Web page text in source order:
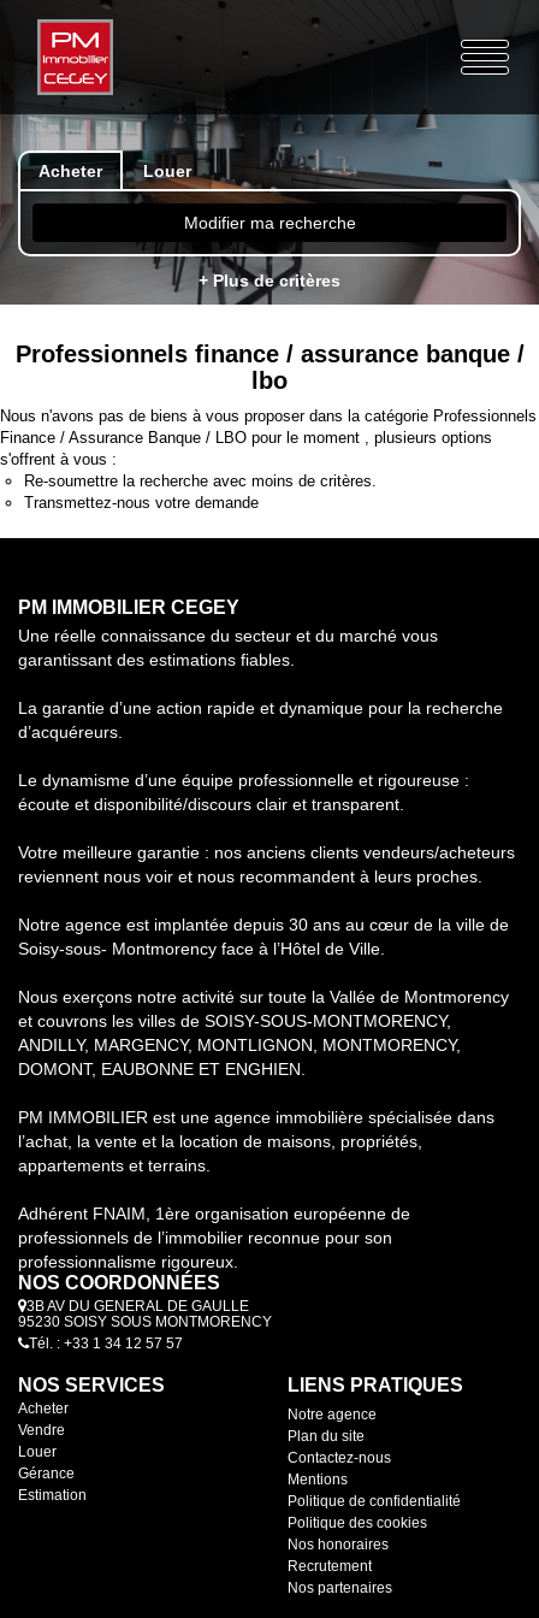
Acheter Louer
Modifier ma recherche
+ Plus de critères
Professionnels finance / assurance banque /
lbo
Nous n'avons pas de biens à vous proposer dans la catégorie Professionnels
Finance / Assurance Banque / LBO pour le moment , plusieurs options
s'offrent à vous :
Re-soumettre la recherche avec moins de critères.
Transmettez-nous votre demande
PM IMMOBILIER CEGEY
Une réelle connaissance du secteur et du marché vous
garantissant des estimations fiables.
La garantie d’une action rapide et dynamique pour la recherche
d’acquéreurs.
Le dynamisme d’une équipe professionnelle et rigoureuse :
écoute et disponibilité/discours clair et transparent.
Votre meilleure garantie : nos anciens clients vendeurs/acheteurs
reviennent nous voir et nous recommandent à leurs proches.
Notre agence est implantée depuis 30 ans au cœur de la ville de
Soisy-sous- Montmorency face à l’Hôtel de Ville.
Nous exerçons notre activité sur toute la Vallée de Montmorency
et couvrons les villes de SOISY-SOUS-MONTMORENCY,
ANDILLY, MARGENCY, MONTLIGNON, MONTMORENCY,
DOMONT, EAUBONNE ET ENGHIEN.
PM IMMOBILIER est une agence immobilière spécialisée dans
l’achat, la vente et la location de maisons, propriétés,
appartements et terrains.
Adhérent FNAIM, 1ère organisation européenne de
professionnels de l’immobilier reconnue pour son
professionnalisme rigoureux.
NOS COORDONNÉES
3B AV DU GENERAL DE GAULLE
95230 SOISY SOUS MONTMORENCY
Tél. : +33 1 34 12 57 57
NOS SERVICES
Acheter
Vendre
Louer
Gérance
Estimation
LIENS PRATIQUES
Notre agence
Plan du site
Contactez-nous
Mentions
Politique de confidentialité
Politique des cookies
Nos honoraires
Recrutement
Nos partenaires